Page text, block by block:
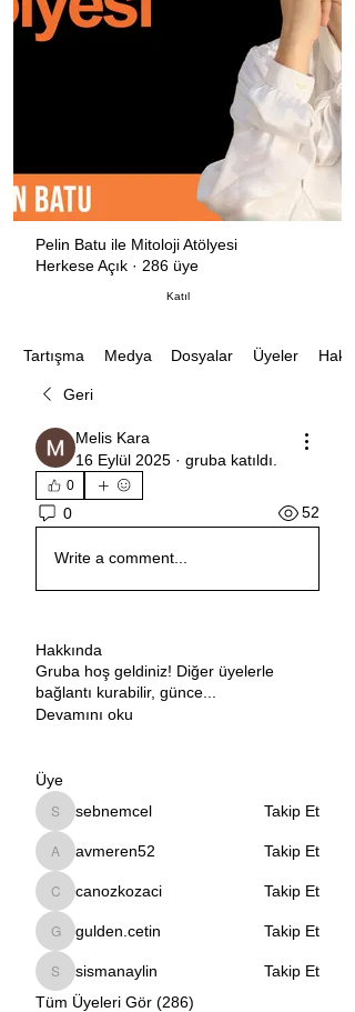
Pelin Batu ile Mitoloji Atölyesi
Herkese Açık · 286 üye
Katıl
Tartışma Medya Dosyalar Üyeler
Geri
Melis Kara
16 Eylül 2025 · gruba katıldı.
0
0 52
Write a comment...
Hakkında
Gruba hoş geldiniz! Diğer üyelerle
bağlantı kurabilir, günce
Devamını oku
Üye
sebnemcel
sebnemcel Takip Et
avmeren52
avmeren52 Takip Et
canozkozaci
canozkozaci Takip Et
gulden.cetin
gulden.cetin Takip Et
sismanaylin
sismanaylin
Takip Et
Tüm Üyeleri Gör (286)